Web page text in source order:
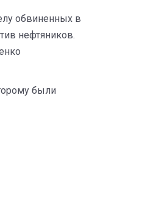
обвиненных в
нефтяников.
были